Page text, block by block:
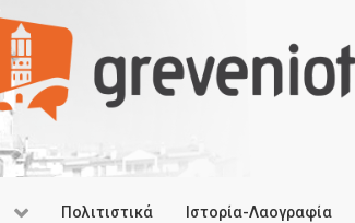
Πολιτιστικά Ιστορία-Λαογραφία